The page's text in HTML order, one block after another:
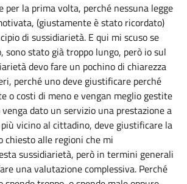
per la prima volta, perché nessuna legge
(giustamente è stato ricordato)
di sussidiarietà. E qui mi scuso se
sono stato già troppo lungo, però io sul
devo fare un pochino di chiarezza
perché uno deve giustificare perché
o costi di meno e vengan meglio gestite
dato un servizio una prestazione a
vicino al cittadino, deve giustificare la
chiesto alle regioni che mi
sussidiarietà, però in termini generali
una valutazione complessiva. Perché